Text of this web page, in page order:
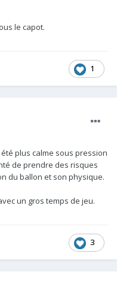
le capot.
1
plus calme sous pression
de prendre des risques
du ballon et son physique.
un gros temps de jeu.
3